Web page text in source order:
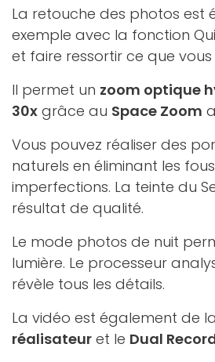
La retouche des photos est
exemple avec la fonction
et faire ressortir ce que vous
Il permet un zoom optique
30x grâce au Space Zoom
Vous pouvez réaliser des
naturels en éliminant les
imperfections. La teinte du
résultat de qualité.
Le mode photos de nuit
lumière. Le processeur
révèle tous les détails.
La vidéo est également de
réalisateur et le Dual